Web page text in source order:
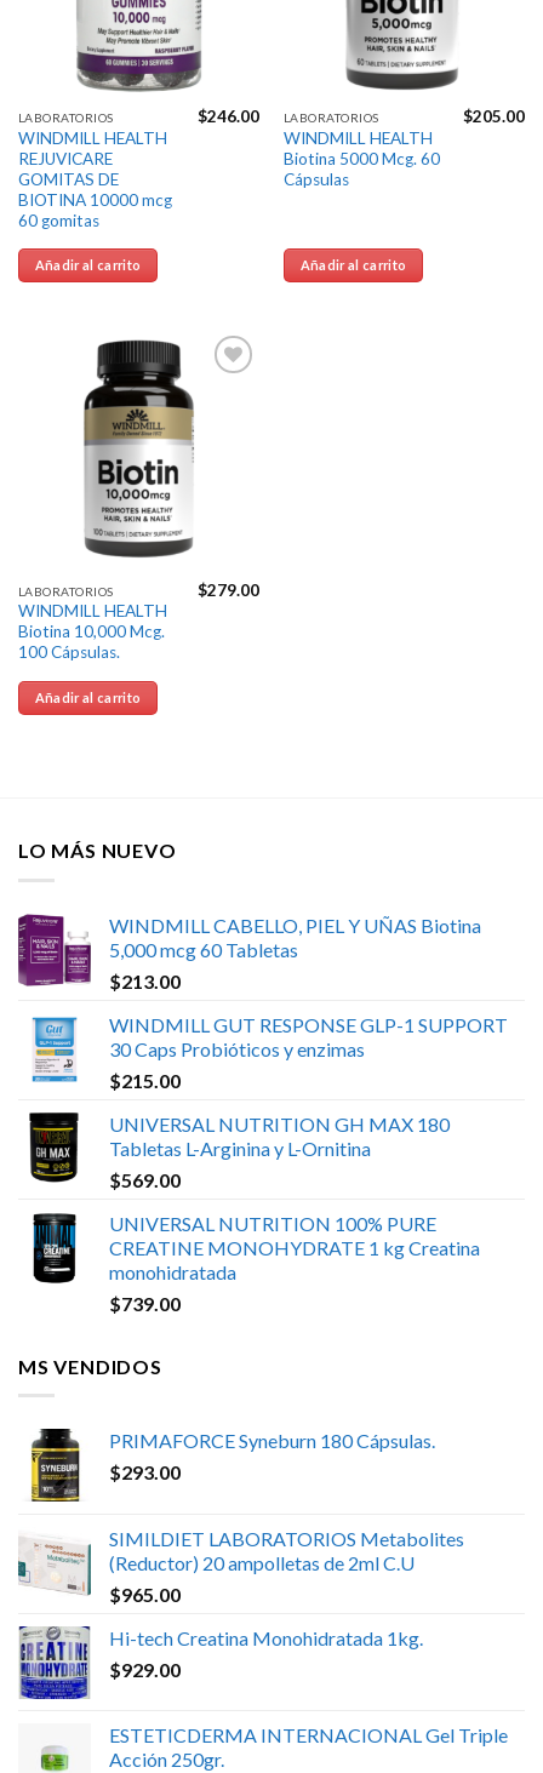
LABORATORIOS
WINDMILL HEALTH
REJUVICARE
GOMITAS DE
BIOTINA 10000 mcg
60 gomitas
$246.00
Añadir al carrito
LABORATORIOS
WINDMILL HEALTH
Biotina 5000 Mcg. 60
Cápsulas
$205.00
Añadir al carrito
LABORATORIOS
WINDMILL HEALTH
Biotina 10,000 Mcg.
100 Cápsulas.
$279.00
Añadir al carrito
LO MÁS NUEVO
WINDMILL CABELLO, PIEL Y UÑAS Biotina
5,000 mcg 60 Tabletas
$213.00
WINDMILL GUT RESPONSE GLP-1 SUPPORT
30 Caps Probióticos y enzimas
$215.00
UNIVERSAL NUTRITION GH MAX 180
Tabletas L-Arginina y L-Ornitina
$569.00
UNIVERSAL NUTRITION 100% PURE
CREATINE MONOHYDRATE 1 kg Creatina
monohidratada
$739.00
MS VENDIDOS
PRIMAFORCE Syneburn 180 Cápsulas.
$293.00
SIMILDIET LABORATORIOS Metabolites
(Reductor) 20 ampolletas de 2ml C.U
$965.00
Hi-tech Creatina Monohidratada 1kg.
$929.00
ESTETICDERMA INTERNACIONAL Gel Triple
Acción 250gr.